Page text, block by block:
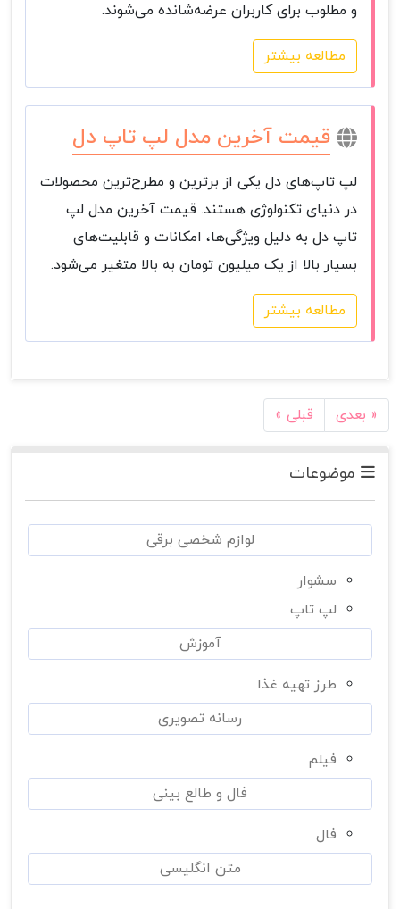
و مطلوب برای کاربران عرضه‌شانده می‌شوند.
مطالعه بیشتر
قیمت آخرین مدل لپ تاپ دل
لپ تاپ‌های دل یکی از برترین و مطرح‌ترین محصولات
در دنیای تکنولوژی هستند. قیمت آخرین مدل لپ
تاپ دل به دلیل ویژگی‌ها، امکانات و قابلیت‌های
بسیار بالا از یک میلیون تومان به بالا متغیر می‌شود.
مطالعه بیشتر
« قبلی بعدی »
موضوعات
لوازم شخصی برقی
سشوار
لپ تاپ
آموزش
طرز تهیه غذا
رسانه تصویری
فیلم
فال و طالع بینی
فال
متن انگلیسی